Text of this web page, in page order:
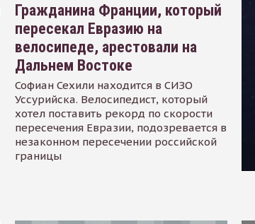
Гражданина Франции, который
пересекал Евразию на
велосипеде, арестовали на
Дальнем Востоке
Софиан Сехили находится в СИЗО
Уссурийска. Велосипедист, который
хотел поставить рекорд по скорости
пересечения Евразии, подозревается в
незаконном пересечении российской
границы